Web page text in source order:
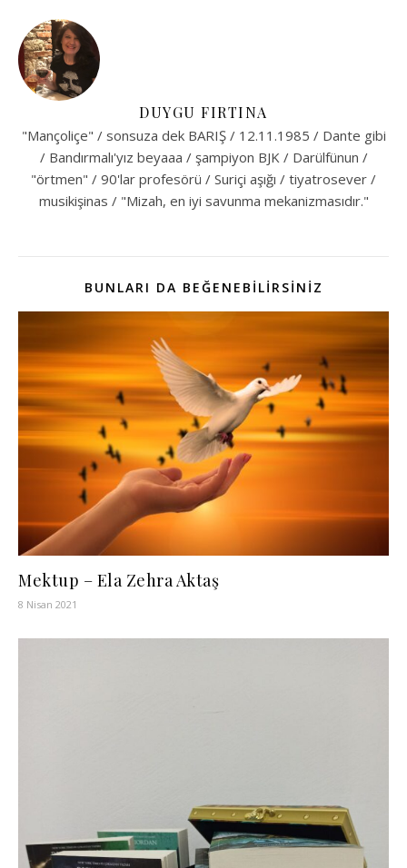
DUYGU FIRTINA
"Mançoliçe" / sonsuza dek BARIŞ / 12.11.1985 / Dante gibi
/ Bandırmalı'yız beyaaa / şampiyon BJK / Darülfünun /
"örtmen" / 90'lar profesörü / Suriçi aşığı / tiyatrosever /
musikişinas / "Mizah, en iyi savunma mekanizmasıdır."
BUNLARI DA BEĞENEBILIRSINIZ
Mektup – Ela Zehra Aktaş
8 Nisan 2021